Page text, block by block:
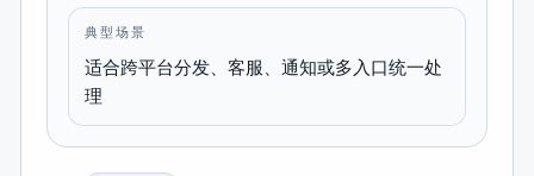
典型场景
适合跨平台分发、客服、通知或多入口统一处
理